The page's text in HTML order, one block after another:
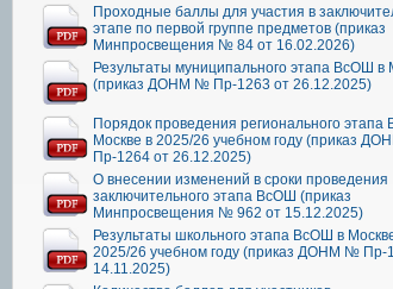
Проходные баллы для участия в
этапе по первой группе предметов (приказ
Минпросвещения № 84 от 16.02.2026)
Результаты муниципального этапа ВсОШ в
(приказ ДОНМ № Пр-1263 от 26.12.2025)
Порядок проведения регионального
Москве в 2025/26 учебном году (приказ
Пр-1264 от 26.12.2025)
О внесении изменений в сроки проведения
заключительного этапа ВсОШ (приказ
Минпросвещения № 962 от 15.12.2025)
Результаты школьного этапа ВсОШ в
2025/26 учебном году (приказ ДОНМ № Пр-
14.11.2025)